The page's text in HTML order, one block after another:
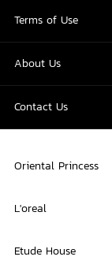
Terms of Use
About Us
Contact Us
Oriental Princess
L'oreal
Etude House